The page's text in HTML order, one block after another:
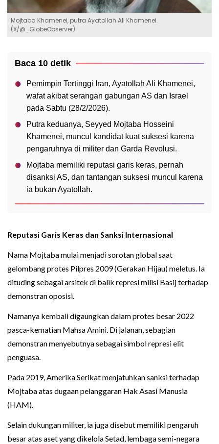
Mojtaba Khamenei, putra Ayatollah Ali Khamenei.
(X/@_GlobeObserver)
Baca 10 detik
Pemimpin Tertinggi Iran, Ayatollah Ali Khamenei,
wafat akibat serangan gabungan AS dan Israel
pada Sabtu (28/2/2026).
Putra keduanya, Seyyed Mojtaba Hosseini
Khamenei, muncul kandidat kuat suksesi karena
pengaruhnya di militer dan Garda Revolusi.
Mojtaba memiliki reputasi garis keras, pernah
disanksi AS, dan tantangan suksesi muncul karena
ia bukan Ayatollah.
Reputasi Garis Keras dan Sanksi Internasional
Nama Mojtaba mulai menjadi sorotan global saat
gelombang protes Pilpres 2009 (Gerakan Hijau) meletus. Ia
dituding sebagai arsitek di balik represi milisi Basij terhadap
demonstran oposisi.
Namanya kembali digaungkan dalam protes besar 2022
pasca-kematian Mahsa Amini. Di jalanan, sebagian
demonstran menyebutnya sebagai simbol represi elit
penguasa.
Pada 2019, Amerika Serikat menjatuhkan sanksi terhadap
Mojtaba atas dugaan pelanggaran Hak Asasi Manusia
(HAM).
Selain dukungan militer, ia juga disebut memiliki pengaruh
besar atas aset yang dikelola Setad, lembaga semi-negara